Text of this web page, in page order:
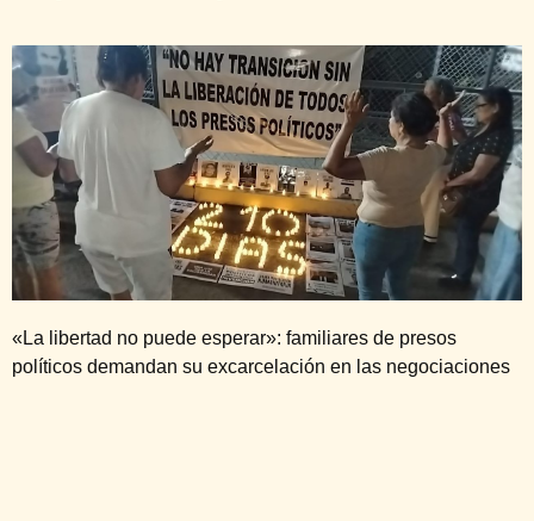
«La libertad no puede esperar»: familiares de presos
políticos demandan su excarcelación en las negociaciones